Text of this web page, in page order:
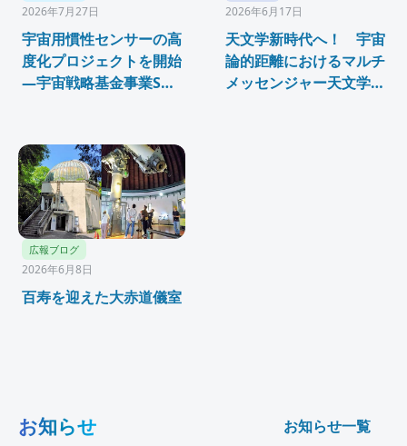
2026年7月27日
宇宙用慣性センサーの高
度化プロジェクトを開始
—宇宙戦略基金事業SX
2026年6月17日
天文学新時代へ！ 宇宙
論的距離におけるマルチ
メッセンジャー天文学の
広報ブログ
2026年6月8日
百寿を迎えた大赤道儀室
お知らせ お知らせ一覧